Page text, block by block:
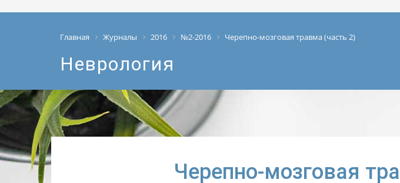
Главная Журналы 2016 №2-2016 Черепно-мозговая травма (часть 2)
Неврология
Черепно-мозговая